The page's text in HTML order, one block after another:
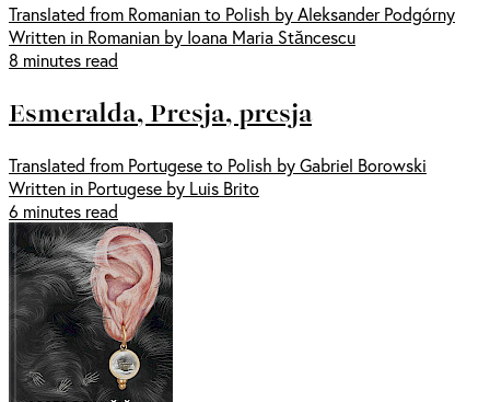
Translated from Romanian to Polish by Aleksander Podgórny
Written in Romanian by Ioana Maria Stăncescu
8 minutes read
Esmeralda, Presja, presja
Translated from Portugese to Polish by Gabriel Borowski
Written in Portugese by Luis Brito
6 minutes read